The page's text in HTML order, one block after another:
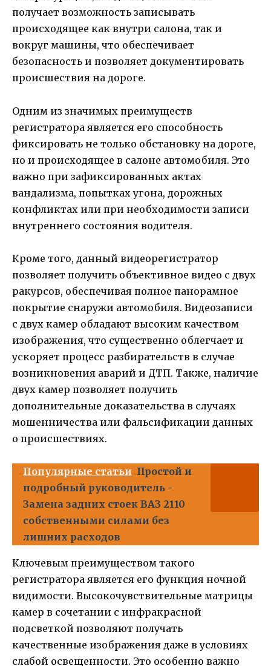
получает возможность записывать
происходящее как внутри салона, так и
вокруг машины, что обеспечивает
безопасность и позволяет документировать
происшествия на дороге.
Одним из значимых преимуществ
регистратора является его способность
фиксировать не только обстановку на дороге,
но и происходящее в салоне автомобиля. Это
важно при зафиксированных актах
вандализма, попытках угона, дорожных
конфликтах или при необходимости записи
внутреннего состояния водителя.
Кроме того, данный видеорегистратор
позволяет получить объективное видео с двух
ракурсов, обеспечивая полное панорамное
покрытие снаружи автомобиля. Видеозаписи
с двух камер обладают высоким качеством
изображения, что существенно облегчает и
ускоряет процесс разбирательств в случае
возникновения аварий и ДТП. Также, наличие
двух камер позволяет получить
дополнительные доказательства в случаях
мошенничества или фальсификации данных
о происшествиях.
Популярные статьи Простой и
подробный руководитель -
Замена задних стоек ВАЗ 2110
собственными силами без
лишних расходов
Ключевым преимуществом такого
регистратора является его функция ночной
видимости. Высокочувствительные матрицы
камер в сочетании с инфракрасной
подсветкой позволяют получать
качественные изображения даже в условиях
слабой освещенности. Это особенно важно